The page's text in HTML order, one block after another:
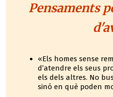
Pensaments
«Els homes sense
d’atendre els seus
els dels altres. No
sinó en què poden